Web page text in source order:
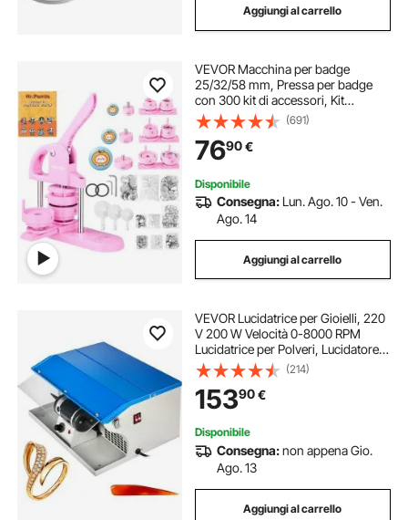
Aggiungi al carrello
VEVOR Macchina per badge
25/32/58 mm, Pressa per badge
con 300 kit di accessori, Kit
fustellatrice manuale badge
punzonatrice, Macchina per la
creazione di badge rosa
(691)
7690€
Disponibile
Consegna: Lun. Ago. 10 - Ven.
Ago. 14
Aggiungi al carrello
VEVOR Lucidatrice per Gioielli, 220
V 200 W Velocità 0-8000 RPM
Lucidatrice per Polveri, Lucidatore
da Banco a Velocità Variabile per
Gioielli Lucidati, Alluminio, Cromo,
Materiali Dentali Acrilici
(214)
15390€
Disponibile
Consegna:non appena Gio.
Ago. 13
Aggiungi al carrello